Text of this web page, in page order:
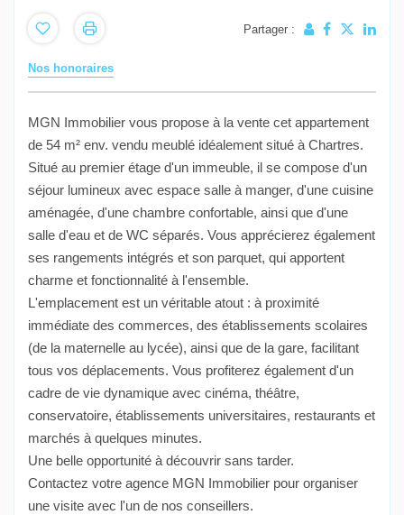
Partager :
Nos honoraires
MGN Immobilier vous propose à la vente cet appartement
de 54 m² env. vendu meublé idéalement situé à Chartres.
Situé au premier étage d'un immeuble, il se compose d'un
séjour lumineux avec espace salle à manger, d'une cuisine
aménagée, d'une chambre confortable, ainsi que d'une
salle d'eau et de WC séparés. Vous apprécierez également
ses rangements intégrés et son parquet, qui apportent
charme et fonctionnalité à l'ensemble.
L'emplacement est un véritable atout : à proximité
immédiate des commerces, des établissements scolaires
(de la maternelle au lycée), ainsi que de la gare, facilitant
tous vos déplacements. Vous profiterez également d'un
cadre de vie dynamique avec cinéma, théâtre,
conservatoire, établissements universitaires, restaurants et
marchés à quelques minutes.
Une belle opportunité à découvrir sans tarder.
Contactez votre agence MGN Immobilier pour organiser
une visite avec l'un de nos conseillers.